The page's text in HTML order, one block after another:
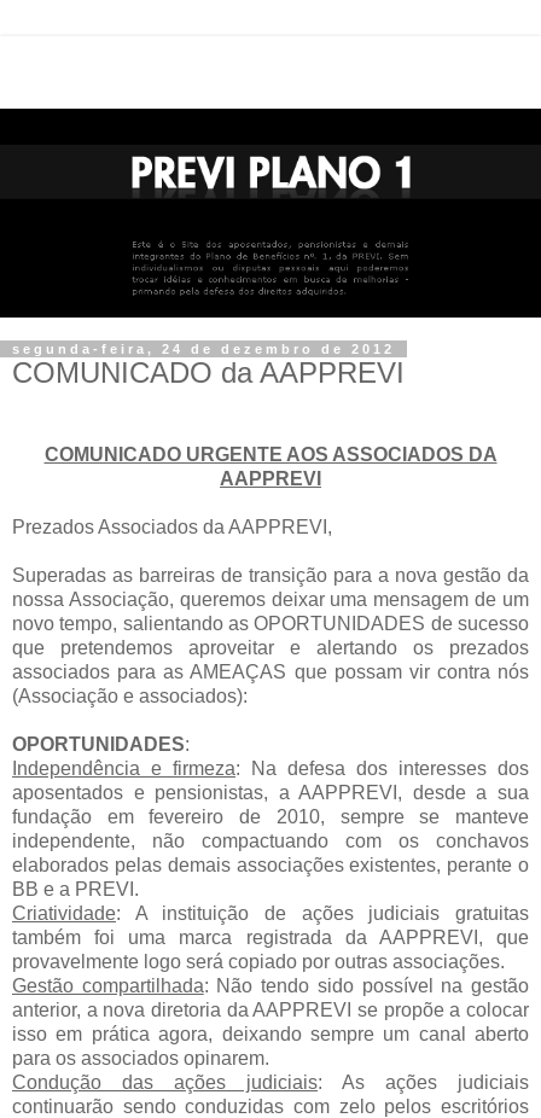
segunda-feira, 24 de dezembro de 2012
COMUNICADO da AAPPREVI
COMUNICADO URGENTE AOS ASSOCIADOS DA
AAPPREVI
Prezados Associados da AAPPREVI,
Superadas as barreiras de transição para a nova gestão da
nossa Associação, queremos deixar uma mensagem de um
novo tempo, salientando as OPORTUNIDADES de sucesso
que pretendemos aproveitar e alertando os prezados
associados para as AMEAÇAS que possam vir contra nós
(Associação e associados):
OPORTUNIDADES:
Independência e firmeza: Na defesa dos interesses dos
aposentados e pensionistas, a AAPPREVI, desde a sua
fundação em fevereiro de 2010, sempre se manteve
independente, não compactuando com os conchavos
elaborados pelas demais associações existentes, perante o
BB e a PREVI.
Criatividade: A instituição de ações judiciais gratuitas
também foi uma marca registrada da AAPPREVI, que
provavelmente logo será copiado por outras associações.
Gestão compartilhada: Não tendo sido possível na gestão
anterior, a nova diretoria da AAPPREVI se propõe a colocar
isso em prática agora, deixando sempre um canal aberto
para os associados opinarem.
Condução das ações judiciais: As ações judiciais
continuarão sendo conduzidas com zelo pelos escritórios